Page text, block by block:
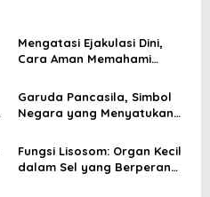
Mengatasi Ejakulasi Dini,
Cara Aman Memahami
Penanganannya
Garuda Pancasila, Simbol
Negara yang Menyatukan
Fungsi Lisosom: Organ Kecil
dalam Sel yang Berperan